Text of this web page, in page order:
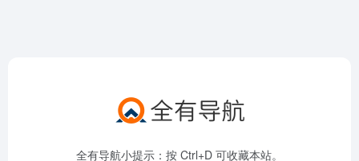
全有导航小提示：按 Ctrl+D 可收藏本站。